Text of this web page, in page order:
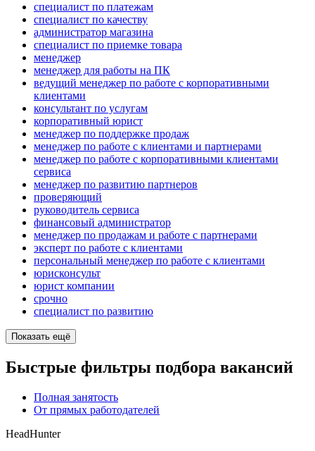
специалист по платежам
специалист по качеству
администратор магазина
специалист по приемке товара
менеджер
менеджер для работы на ПК
ведущий менеджер по работе с корпоративными
клиентами
консультант по услугам
корпоративный юрист
менеджер по поддержке продаж
менеджер по работе с клиентами и партнерами
менеджер по работе с корпоративными клиентами
сервиса
менеджер по развитию партнеров
проверяющий
руководитель сервиса
финансовый администратор
менеджер по продажам и работе с партнерами
эксперт по работе с клиентами
персональный менеджер по работе с клиентами
юрисконсульт
юрист компании
срочно
специалист по развитию
Показать ещё
Быстрые фильтры подбора вакансий
Полная занятость
От прямых работодателей
HeadHunter